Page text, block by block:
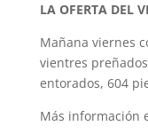
LA OFERTA DEL
Mañana viernes
vientres
entorados, 604
Más información